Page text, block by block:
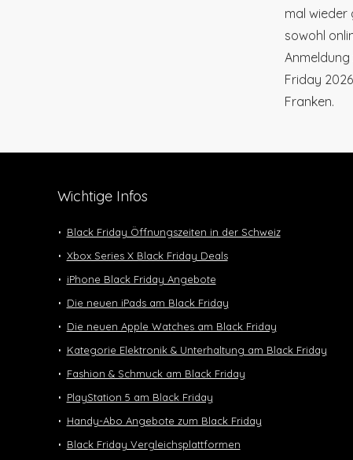
mal wieder
sowohl
Anmeldung
Friday
Franken.
Wichtige Infos
Black Friday Öffnungszeiten in der Schweiz
Xbox Series X Black Friday Deals
iPhone Black Friday Angebote
Die neuen iPads am Black Friday
Die neuen Apple Watches am Black Friday
Kategorie Elektronik & Unterhaltung am Black Friday
Fashion & Schmuck am Black Friday
PlayStation 5 am Black Friday
Handy-Abo Angebote zum Black Friday
Black Friday Vergleichsplattformen